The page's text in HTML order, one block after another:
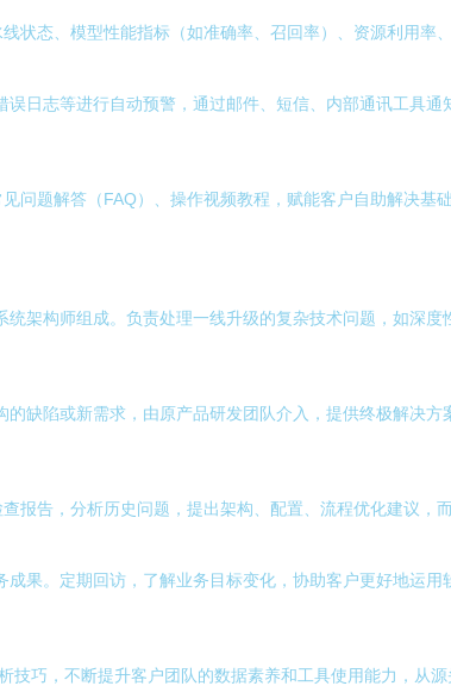
状态、模型性能指标（如准确率、召回率）、资源利用率
日志等进行自动预警，通过邮件、短信、内部通讯工具通
见问题解答（FAQ）、操作视频教程，赋能客户自助解决
统架构师组成。负责处理一线升级的复杂技术问题，如深
的缺陷或新需求，由原产品研发团队介入，提供终极解决方
报告，分析历史问题，提出架构、配置、流程优化建议，
成果。定期回访，了解业务目标变化，协助客户更好地运
技巧，不断提升客户团队的数据素养和工具使用能力，从源